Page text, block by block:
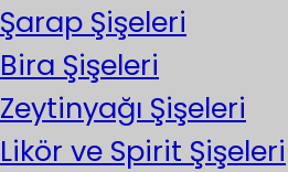
Şarap Şişeleri
Bira Şişeleri
Zeytinyağı Şişeleri
Likör ve Spirit Şişeleri